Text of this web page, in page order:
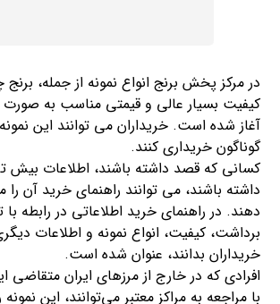
در مرکز پخش برنج انواع نمونه از جمله،
کیفیت بسیار عالی و قیمتی مناسب به
آغاز شده است. خریداران می توانند این
گوناگون خریداری کنند.
کسانی که قصد داشته باشند، اطلاعات بیش
داشته باشند، می توانند راهنمای خرید آن را
دهند. در راهنمای خرید اطلاعاتی در رابطه با
برداشت، کیفیت، انواع نمونه و اطلاعات
خریداران بدانند، عنوان شده است.
افرادی که در خارج از مرزهای ایران متقاضی
با مراجعه به مراکز معتبر می‌توانند، این